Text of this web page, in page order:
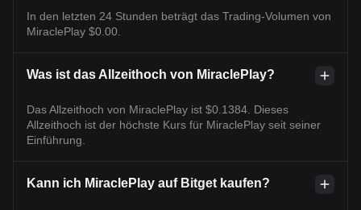
In den letzten 24 Stunden beträgt das Trading-Volumen von
MiraclePlay $0.00.
Was ist das Allzeithoch von MiraclePlay?
Das Allzeithoch von MiraclePlay ist $0.1384. Dieses
Allzeithoch ist der höchste Kurs für MiraclePlay seit seiner
Einführung.
Kann ich MiraclePlay auf Bitget kaufen?